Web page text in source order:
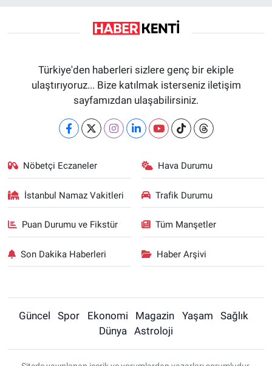
Türkiye'den haberleri sizlere genç bir ekiple
ulaştırıyoruz... Bize katılmak isterseniz iletişim
sayfamızdan ulaşabilirsiniz.
Nöbetçi Eczaneler Hava Durumu
İstanbul Namaz Vakitleri Trafik Durumu
Puan Durumu ve Fikstür Tüm Manşetler
Son Dakika Haberleri Haber Arşivi
Güncel Spor Ekonomi Magazin Yaşam
Sağlık
Dünya
Astroloji